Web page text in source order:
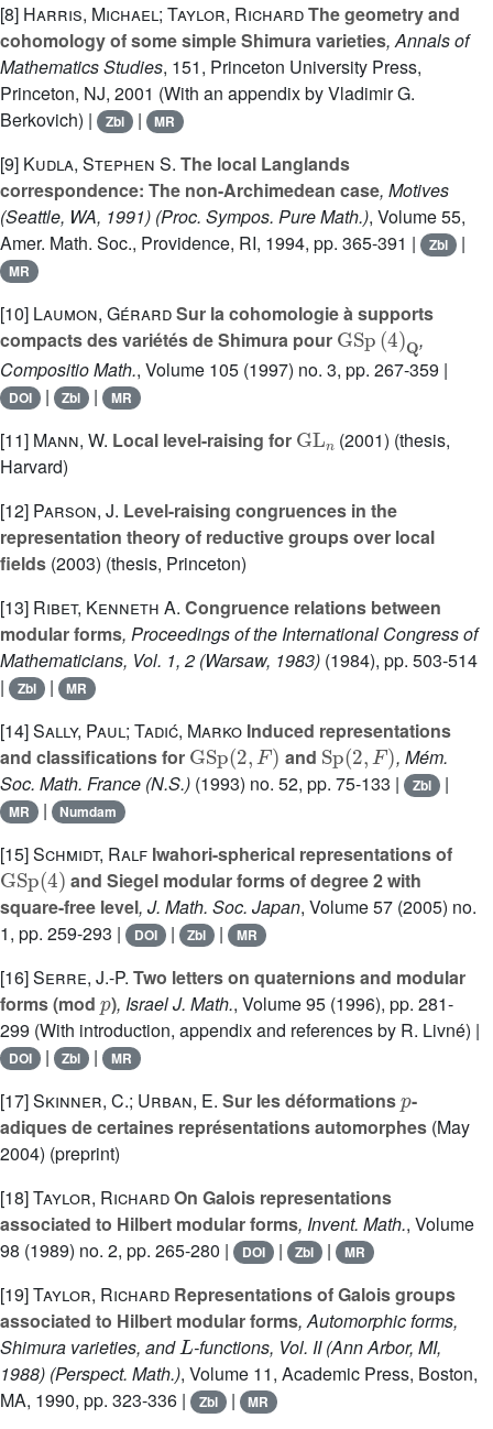
[8] Harris, Michael; Taylor, RichardThe geometry and
cohomology of some simple Shimura varieties, Annals of
Mathematics Studies, 151, Princeton University Press,
Princeton, NJ, 2001 (With an appendix by Vladimir G.
Berkovich) |
Zbl | MR
[9] Kudla, Stephen S. The local Langlands
correspondence: The non-Archimedean case, Motives
(Seattle, WA, 1991) (Proc. Sympos. Pure Math.), Volume 55,
Amer. Math. Soc., Providence, RI, 1994, pp. 365-391 |
Zbl |
MR
[10] Laumon, GérardSur la cohomologie à supports
compacts des variétés de Shimura pour
GSp(4)Q
,
Compositio Math., Volume 105 (1997) no. 3, pp. 267-359 |
DOI | Zbl | MR
[11] Mann, W. Local level-raising for
(2001) (thesis,
Harvard)
[12] Parson, J. Level-raising congruences in the
representation theory of reductive groups over local
fields (2003) (thesis, Princeton)
[13] Ribet, Kenneth A. Congruence relations between
modular forms, Proceedings of the International Congress of
Mathematicians, Vol. 1, 2 (Warsaw, 1983) (1984), pp. 503-514
|
Zbl | MR
[14]Sally, Paul; Tadić, Marko Induced representations
and classifications for
GSp(2,F)
and
Sp(2,F)
, Mém.
Soc. Math. France (N.S.) (1993) no. 52, pp. 75-133 | Zbl |
MR | Numdam
[15]Schmidt, Ralf Iwahori-spherical representations of
GSp(4)
and Siegel modular forms of degree 2 with
square-free level, J. Math. Soc. Japan, Volume 57 (2005) no.
1, pp. 259-293 |
DOI | Zbl | MR
[16]Serre, J.-P. Two letters on quaternions and modular
forms (mod
p
), Israel J. Math., Volume 95(1996), pp. 281-
299 (With introduction, appendix and references by R. Livné) |
DOI | Zbl | MR
[17]Skinner, C.; Urban, E. Sur les déformations -
adiques de certaines représentations automorphes (May
2004) (preprint)
[18]Taylor, RichardOn Galois representations
associated to Hilbert modular forms, Invent. Math., Volume
98 (1989) no. 2, pp. 265-280 | DOI | Zbl | MR
[19]Taylor, Richard Representations of Galois groups
associated to Hilbert modular forms, Automorphic forms,
Shimura varieties, and
L
-functions, Vol. II (Ann Arbor, MI,
1988) (Perspect. Math.), Volume 11, Academic Press, Boston,
MA, 1990, pp. 323-336 |
Zbl | MR